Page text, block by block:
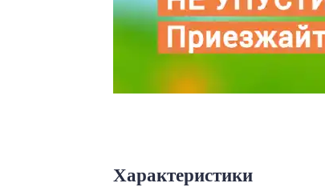
Характеристики